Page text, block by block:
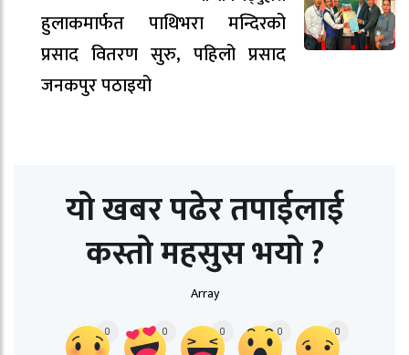
हुलाकमार्फत पाथिभरा मन्दिरको
प्रसाद वितरण सुरु, पहिलो प्रसाद
जनकपुर पठाइयो
यो खबर पढेर तपाईलाई
कस्तो महसुस भयो ?
Array
0 0 0 0 0